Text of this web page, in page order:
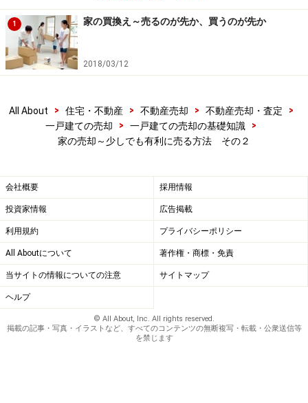
とえ本当は耐震性能が十分でも、補強工事費用を想定し
た値引き交渉がされることになりかねません。
事が必要となったときにはかなりの出費を強いられるこ
とになります。「売却のために補強工事をする」という
本来であれば、まだ当分は自分たちが住み続ける（売却
はまだ先のこと）という段階で耐震診断を受け、必要で
あれば「自分たちのために」補強工事をしておきたいも
のです。
もし、売却直前に耐震診断を受けてその結果が悪かった
ときには、補強工事をしたうえで売却をするか、補強工
事をせずに売却価格を下げるか、あるいは補強工事をせ
1 家の買換え～売るのが先か、買うのが先か
2018/03/12
All About > 住宅・不動産 > 不動産売却 > 不動産売却・査定
>
一戸建ての売却
> 一戸建ての売却の基礎知識
>
家の売却～少しでも有利に売る方法 その２
会社概要 採用情報
投資家情報 広告掲載
利用規約 プライバシーポリシー
All Aboutについて 著作権・商標・免責
当サイトの情報についての注意 サイトマップ
ヘルプ
© All About, Inc. All rights reserved.
掲載の記事・写真・イラストなど、すべてのコンテンツの無断複写・転載・公衆送信等
を禁じます